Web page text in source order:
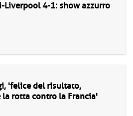
Liverpool 4-1: show azzurro
'felice del risultato,
rotta contro la Francia'